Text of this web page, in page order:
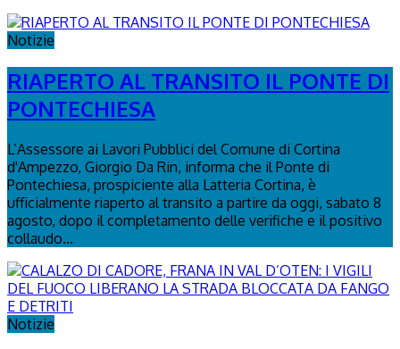
Notizie
RIAPERTO AL TRANSITO IL PONTE DI
PONTECHIESA
L’Assessore ai Lavori Pubblici del Comune di Cortina
d'Ampezzo, Giorgio Da Rin, informa che il Ponte di
Pontechiesa, prospiciente alla Latteria Cortina, è
ufficialmente riaperto al transito a partire da oggi, sabato 8
agosto, dopo il completamento delle verifiche e il positivo
collaudo...
Notizie